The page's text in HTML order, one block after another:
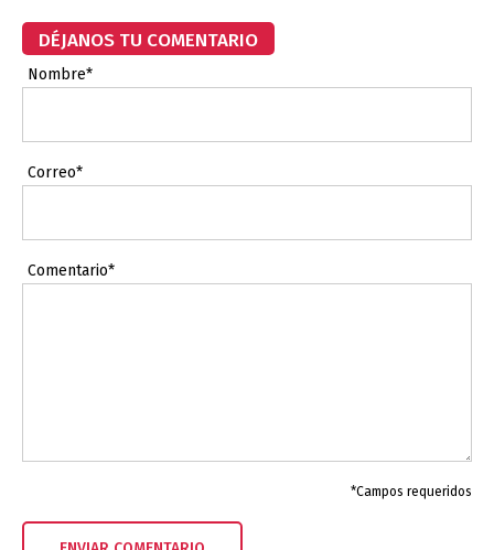
DÉJANOS TU COMENTARIO
Nombre*
Correo*
Comentario*
*Campos requeridos